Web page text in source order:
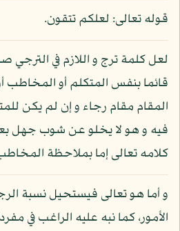
قوله تعالى: لعلكم تتقون.
لعل كلمة ترج و اللازم في الترجي
قائما بنفس المتكلم أو المخاطب
المقام مقام رجاء و إن لم يكن
فيه و هو لا يخلو عن شوب جهل
كلامه تعالى إما بملاحظة
و أما هو تعالى فيستحيل نسبة
الأمور، كما نبه عليه الراغب في